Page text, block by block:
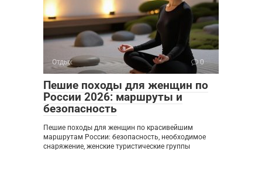
Отдых 0
Пешие походы для женщин по
России 2026: маршруты и
безопасность
Пешие походы для женщин по красивейшим
маршрутам России: безопасность, необходимое
снаряжение, женские туристические группы